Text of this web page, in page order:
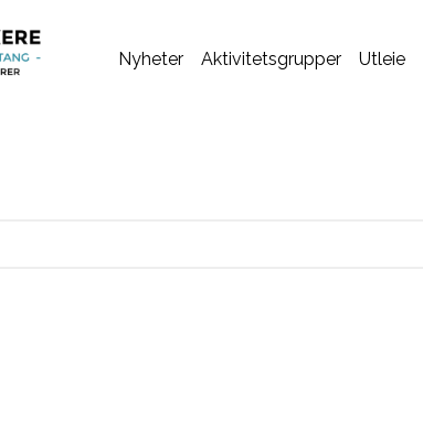
Nyheter Aktivitetsgrupper Utleie